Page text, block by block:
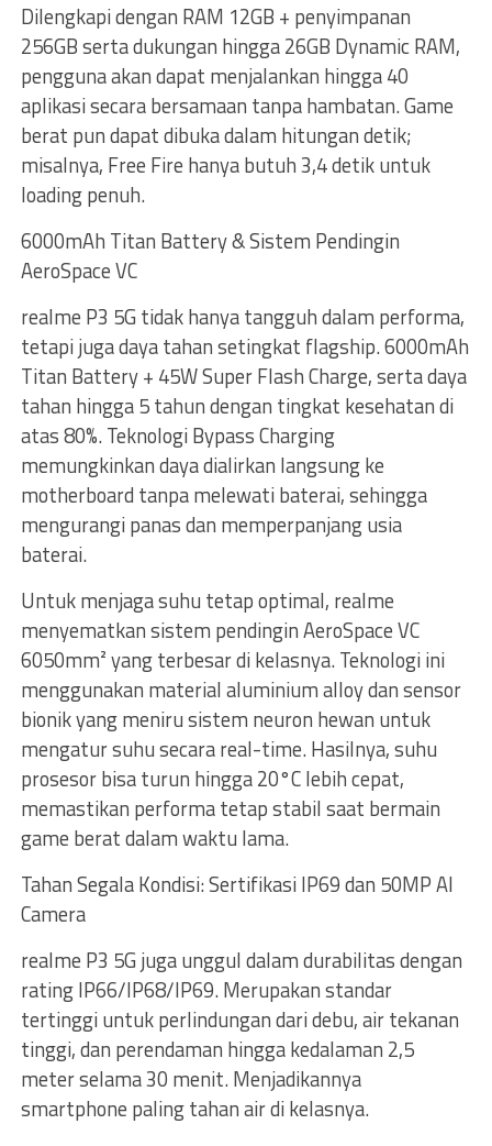
Dilengkapi dengan RAM 12GB + penyimpanan
256GB serta dukungan hingga 26GB Dynamic RAM,
pengguna akan dapat menjalankan hingga 40
aplikasi secara bersamaan tanpa hambatan. Game
berat pun dapat dibuka dalam hitungan detik;
misalnya, Free Fire hanya butuh 3,4 detik untuk
loading penuh.
6000mAh Titan Battery & Sistem Pendingin
AeroSpace VC
realme P3 5G tidak hanya tangguh dalam performa,
tetapi juga daya tahan setingkat flagship. 6000mAh
Titan Battery + 45W Super Flash Charge, serta daya
tahan hingga 5 tahun dengan tingkat kesehatan di
atas 80%. Teknologi Bypass Charging
memungkinkan daya dialirkan langsung ke
motherboard tanpa melewati baterai, sehingga
mengurangi panas dan memperpanjang usia
baterai.
Untuk menjaga suhu tetap optimal, realme
menyematkan sistem pendingin AeroSpace VC
6050mm² yang terbesar di kelasnya. Teknologi ini
menggunakan material aluminium alloy dan sensor
bionik yang meniru sistem neuron hewan untuk
mengatur suhu secara real-time. Hasilnya, suhu
prosesor bisa turun hingga 20°C lebih cepat,
memastikan performa tetap stabil saat bermain
game berat dalam waktu lama.
Tahan Segala Kondisi: Sertifikasi IP69 dan 50MP AI
Camera
realme P3 5G juga unggul dalam durabilitas dengan
rating IP66/IP68/IP69. Merupakan standar
tertinggi untuk perlindungan dari debu, air tekanan
tinggi, dan perendaman hingga kedalaman 2,5
meter selama 30 menit. Menjadikannya
smartphone paling tahan air di kelasnya.